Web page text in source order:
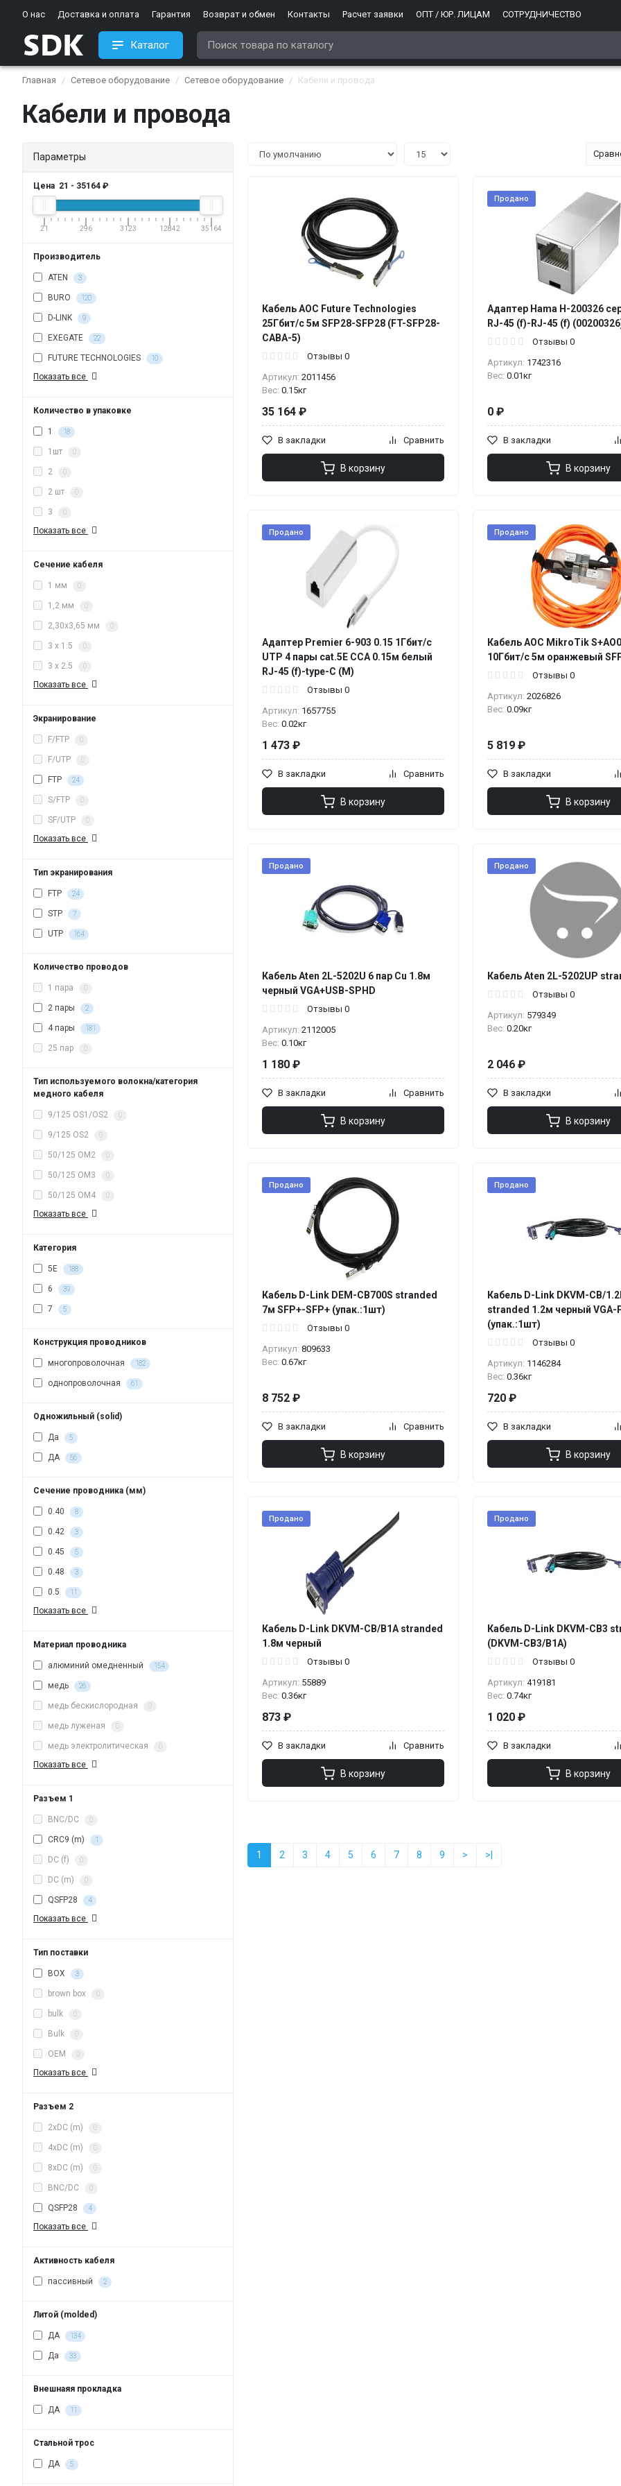
О нас Доставка и оплата Гарантия Возврат и обмен Контакты Расчет заявки ОПТ / ЮР. ЛИЦАМ СОТРУДНИЧЕСТВО
Каталог
Главная Сетевое оборудование Cетевое оборудование Кабели и провода
Кабели и провода
Параметры
Цена 21 - 35164 ₽
21 296 3123 12842 35164
Производитель
ATEN 3
BURO 120
D-LINK 9
EXEGATE 22
FUTURE TECHNOLOGIES 10
Показать все
Количество в упаковке
1 18
1шт 0
2 0
2 шт 0
3 0
Показать все
Сечение кабеля
1 мм 0
1,2 мм 0
2,30х3,65 мм 0
3 x 1.5 0
3 x 2.5 0
Показать все
Экранирование
F/FTP 0
F/UTP 0
FTP 24
S/FTP 0
SF/UTP 0
Показать все
Тип экранирования
FTP 24
STP 7
UTP 164
Количество проводов
1 пара 0
2 пары 2
4 пары 181
25 пар 0
Тип используемого волокна/категория
медного кабеля
9/125 OS1/OS2 0
9/125 OS2 0
50/125 OM2 0
50/125 OM3 0
50/125 OM4 0
Показать все
Категория
5E 188
6 39
7 5
Конструкция проводников
многопроволочная 182
однопроволочная 61
Одножильный (solid)
Да 5
ДА 56
Сечение проводника (мм)
0.40 8
0.42 3
0.45 5
0.48 3
0.5 11
Показать все
Материал проводника
алюминий омедненный 154
медь 26
медь бескислородная 0
медь луженая 0
медь электролитическая 0
Показать все
Разъем 1
BNC/DC 0
CRC9 (m) 1
DC (f) 0
DC (m) 0
QSFP28 4
Показать все
Тип поставки
BOX 3
brown box 0
bulk 0
Bulk 0
OEM 0
Показать все
Разъем 2
2xDC (m) 0
4xDC (m) 0
8xDC (m) 0
BNC/DC 0
QSFP28 4
Показать все
Активность кабеля
пассивный 2
Литой (molded)
ДА 134
Да 33
Внешнаяя прокладка
ДА 11
Стальной трос
ДА 5
Кабель AOC Future Technologies
25Гбит/с 5м SFP28-SFP28 (FT-SFP28-
CABA-5)
Отзывы 0
Артикул: 2011456
Вес: 0.15кг
35 164 ₽
В закладки Сравнить
В корзину
Продано
Адаптер Hama H-200326
RJ-45 (f)-RJ-45 (f)
Отзывы 0
Артикул: 1742316
Вес: 0.01кг
0 ₽
В закладки
В корзину
Продано
Адаптер Premier 6-903 0.15 1Гбит/с
UTP 4 пары cat.5E CCA 0.15м белый
RJ-45 (f)-type-C (M)
Отзывы 0
Артикул: 1657755
Вес: 0.02кг
1 473 ₽
В закладки Сравнить
В корзину
Продано
Кабель AOC MikroTik
10Гбит/с 5м оранжевый
Отзывы 0
Артикул: 2026826
Вес: 0.09кг
5 819 ₽
В закладки
В корзину
Продано
Кабель Aten 2L-5202U 6 пар Cu 1.8м
черный VGA+USB-SPHD
Отзывы 0
Артикул: 2112005
Вес: 0.10кг
1 180 ₽
В закладки Сравнить
В корзину
Продано
Кабель Aten 2L-5202UP
Отзывы 0
Артикул: 579349
Вес: 0.20кг
2 046 ₽
В закладки
В корзину
Продано
Кабель D-Link DEM-CB700S stranded
7м SFP+-SFP+ (упак.:1шт)
Отзывы 0
Артикул: 809633
Вес: 0.67кг
8 752 ₽
В закладки Сравнить
В корзину
Продано
Кабель D-Link DKVM-CB/
stranded 1.2м черный VGA-
(упак.:1шт)
Отзывы 0
Артикул: 1146284
Вес: 0.36кг
720 ₽
В закладки
В корзину
Продано
Кабель D-Link DKVM-CB/B1A stranded
1.8м черный
Отзывы 0
Артикул: 55889
Вес: 0.36кг
873 ₽
В закладки Сравнить
В корзину
Продано
Кабель D-Link DKVM-CB3
(DKVM-CB3/B1A)
Отзывы 0
Артикул: 419181
Вес: 0.74кг
1 020 ₽
В закладки
В корзину
1 2 3 4 5 6 7 8 9 > >|